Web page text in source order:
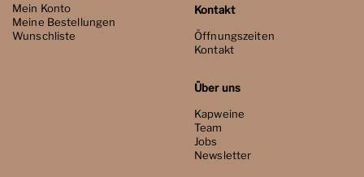
Mein Konto
Meine Bestellungen
Wunschliste
Kontakt
Öffnungszeiten
Kontakt
Über uns
Kapweine
Team
Jobs
Newsletter